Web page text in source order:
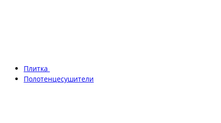
Плитка
Полотенцесушители